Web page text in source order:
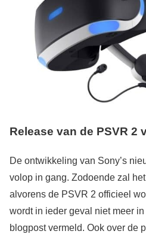
Release van de PSVR 2
De ontwikkeling van Sony’s
volop in gang. Zodoende zal
alvorens de PSVR 2 officieel
wordt in ieder geval niet meer
blogpost vermeld. Ook over de